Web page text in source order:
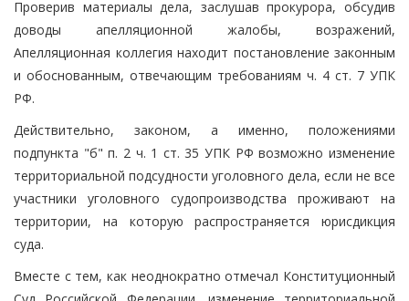
Проверив материалы дела, заслушав прокурора, обсудив
доводы апелляционной жалобы, возражений,
Апелляционная коллегия находит постановление законным
и обоснованным, отвечающим требованиям ч. 4 ст. 7 УПК
РФ.
Действительно, законом, а именно, положениями
подпункта "б" п. 2 ч. 1 ст. 35 УПК РФ возможно изменение
территориальной подсудности уголовного дела, если не все
участники уголовного судопроизводства проживают на
территории, на которую распространяется юрисдикция
суда.
Вместе с тем, как неоднократно отмечал Конституционный